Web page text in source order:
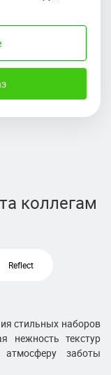
коллегам
Reflect
стильных наборов
нежность текстур
заботы